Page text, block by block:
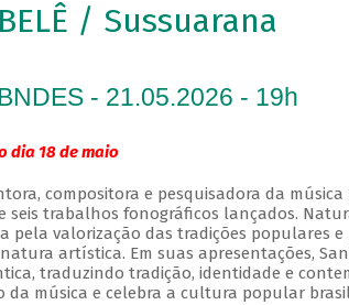
/ Sussuarana
- 21.05.2026 - 19h
dia 18 de maio
compositora e pesquisadora da
seis trabalhos fonográficos lançados.
pela valorização das tradições populares
artística. Em suas apresentações,
traduzindo tradição, identidade e
da música e celebra a cultura popular